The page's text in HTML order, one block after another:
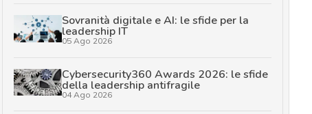
Sovranità digitale e AI: le sfide per la
leadership IT
05 Ago 2026
Cybersecurity360 Awards 2026: le sfide
della leadership antifragile
04 Ago 2026